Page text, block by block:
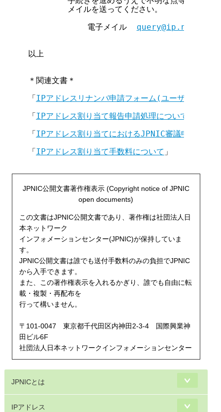
        メイルを送ってください。
            電子メイル
以上
＊関連文書＊
「IPアドレスリナンバ申請フォーム(ユーザネットワ
「IPアドレス割り当て報告申請処理について(ユーザ
「IPアドレス割り当てにおけるJPNIC審議申請につ
「IPアドレス割り当て手数料について 」
JPNIC公開文書著作権表示 (Copyright notice of JPNIC
open documents)
この文書はJPNIC公開文書であり、著作権は社団法人日
本ネットワーク
インフォメーションセンター(JPNIC)が保持していま
す。
JPNIC公開文書は誰でも送付手数料のみの負担でJPNIC
から入手できます。
また、この著作権表示を入れるかぎり、誰でも自由に転
載・複製・再配布を
行って構いません。
〒101-0047 東京都千代田区内神田2-3-4 国際興業神
田ビル6F
社団法人日本ネットワークインフォメーションセンター
JPNICとは
IPアドレス